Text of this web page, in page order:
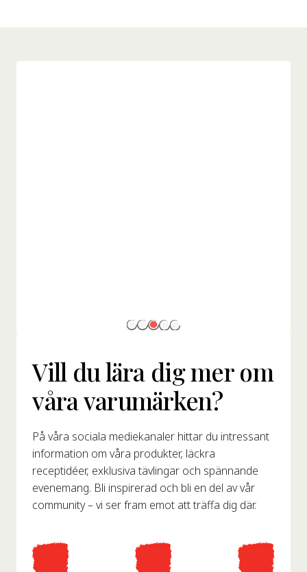
Vill du lära dig mer om
våra varumärken?
På våra sociala mediekanaler hittar du intressant
information om våra produkter, läckra
receptidéer, exklusiva tävlingar och spännande
evenemang. Bli inspirerad och bli en del av vår
community – vi ser fram emot att träffa dig där.